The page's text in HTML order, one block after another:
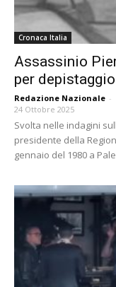
Cronaca Italia
Assassinio
per
Redazione Nazionale -
24 Ottobre 2025
Svolta nelle indagini
presidente della
gennaio del 1980 a